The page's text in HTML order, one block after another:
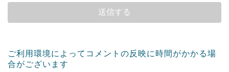
ご利用環境によってコメントの反映に時間がかかる場
合がございます